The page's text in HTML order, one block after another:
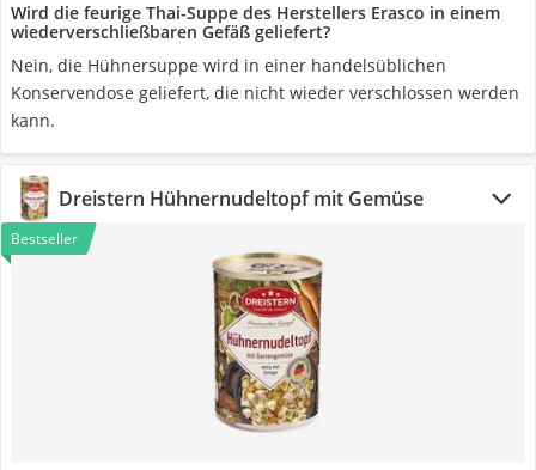
Wird die feurige Thai-Suppe des Herstellers Erasco in einem
wiederverschließbaren Gefäß geliefert?
Nein, die Hühnersuppe wird in einer handelsüblichen
Konservendose geliefert, die nicht wieder verschlossen werden
kann.
Dreistern Hühnernudeltopf mit Gemüse
Bestseller